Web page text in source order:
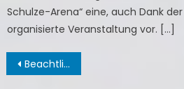
Schulze-Arena“ eine, auch Dank
organisierte Veranstaltung vor. […]
Beachtliche Erfolge beim DSV Schülercup